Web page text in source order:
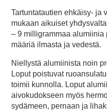
Tartuntatautien ehkäisy- ja
mukaan aikuiset
– 9 milligrammaa alumiinia
määriä ilmasta ja vedestä.
Niellystä alumiinista noin
Loput poistuvat
toimii kunnolla. Loput
aivokudokseen myös
sydämeen, pernaan ja